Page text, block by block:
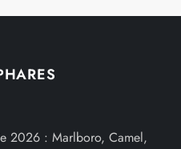
2026 : Marlboro, Camel,